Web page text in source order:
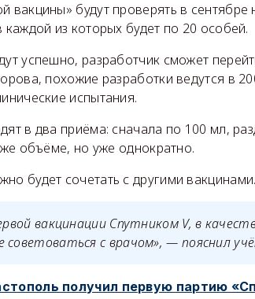
вакцины» будут проверять в сентябре
из которых будет по 20 особей.
успешно, разработчик сможет
похожие разработки ведутся в
испытания.
в два приёма: сначала по 100 мл,
объёме, но уже однократно.
будет сочетать с другими вакцинами.
вакцинации Спутником V, в
с врачом», — пояснил
получил первую партию